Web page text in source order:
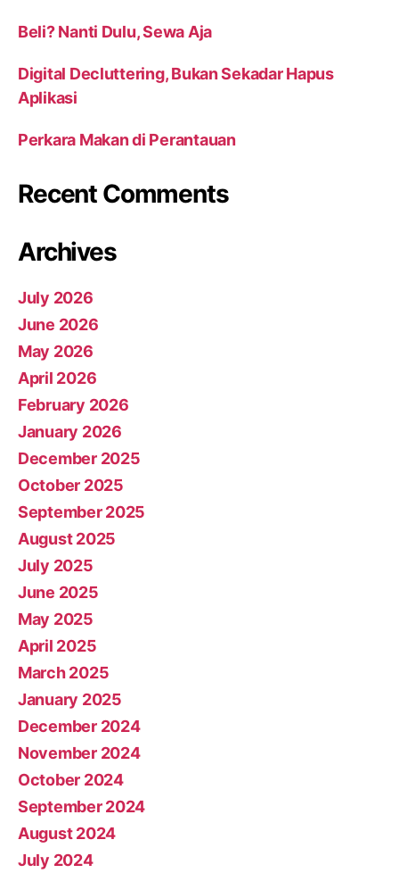
Beli? Nanti Dulu, Sewa Aja
Digital Decluttering, Bukan Sekadar Hapus
Aplikasi
Perkara Makan di Perantauan
Recent Comments
Archives
July 2026
June 2026
May 2026
April 2026
February 2026
January 2026
December 2025
October 2025
September 2025
August 2025
July 2025
June 2025
May 2025
April 2025
March 2025
January 2025
December 2024
November 2024
October 2024
September 2024
August 2024
July 2024